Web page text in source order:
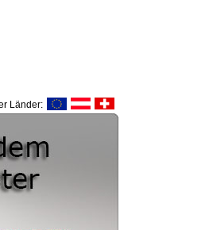
Länder: